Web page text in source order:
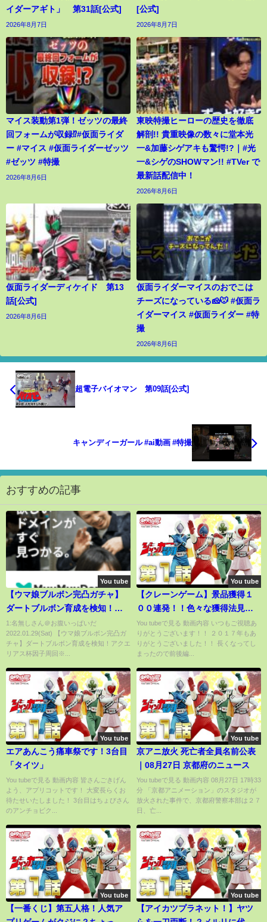
イダーアギト」 第31話[公式]
2026年8月7日
[公式]
2026年8月7日
マイス装動第1弾！ゼッツの最終
回フォームが収録⁉︎#仮面ライダ
ー #マイス #仮面ライダーゼッツ
#ゼッツ #特撮
2026年8月6日
東映特撮ヒーローの歴史を徹底
解剖!! 貴重映像の数々に堂本光
一&加藤シゲアキも驚愕!?｜#光
一&シゲのSHOWマン!! #TVer で
最新話配信中！
2026年8月6日
仮面ライダーディケイド 第13
話[公式]
2026年8月6日
仮面ライダーマイスのおでこは
チーズになっている🧀🐭 #仮面ラ
イダーマイス #仮面ライダー #特
撮
2026年8月6日
超電子バイオマン 第09話[公式]
キャンディーガール #ai動画 #特撮
おすすめの記事
You tube
【ウマ娘ブルボン完凸ガチャ】
ダートブルボン育成を検知！ア
クエリアス杯因子周回※概要欄
のひと言を読んでからコメント
してね【のっちん NottinTV ウマ
1:名無しさん＠お腹いっぱいだ
2022.01.29(Sat) 【ウマ娘ブルボン完凸ガ
チャ】ダートブルボン育成を検知！アクエ
リアス杯因子周回※...
You tube
【クレーンゲーム】景品獲得１
００連発！！色々な獲得法見せ
ます！！ufoキャッチャー【前
編】
You tubeで見る 動画内容 いつもご視聴あ
りがとうございます！！ ２０１７年もあ
りがとうございました！！ 長くなってし
まったので前後編...
You tube
エアあんこう痛車祭です！3台目
「タイツ」
You tubeで見る 動画内容 皆さんごきげん
よう、アプリコットです！ 大変長らくお
待たせいたしました！ 3台目はちょびさん
のアンチョビク...
You tube
京アニ放火 死亡者全員名前公表
｜08月27日 京都府のニュース
You tubeで見る 動画内容 08月27日 17時33
分 「京都アニメーション」のスタジオが
放火された事件で、京都府警察本部は２７
日、亡...
You tube
【一番くじ】第五人格！人気ア
You tube
【アイカツプラネット！】ヤツ